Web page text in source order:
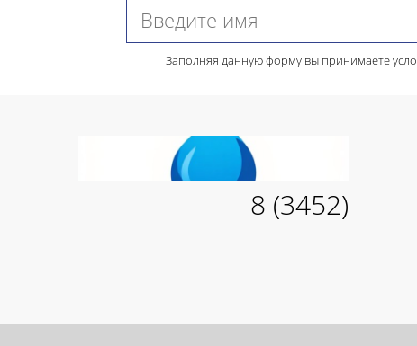
Заполняя данную форму вы принимаете
8 (3452)